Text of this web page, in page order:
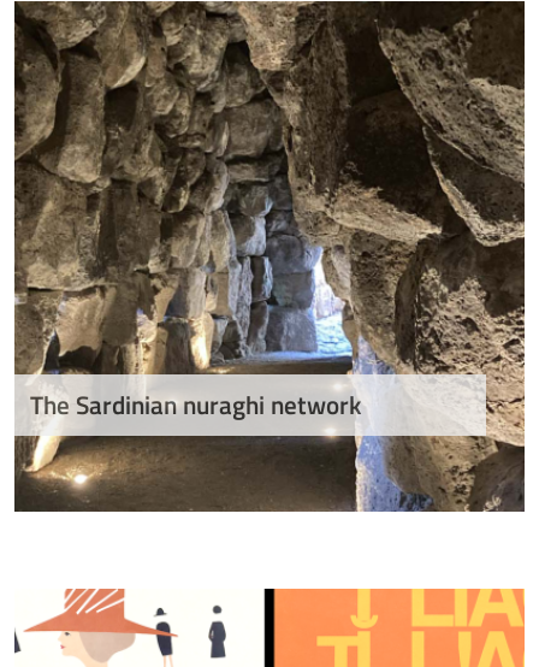
The Sardinian nuraghi network